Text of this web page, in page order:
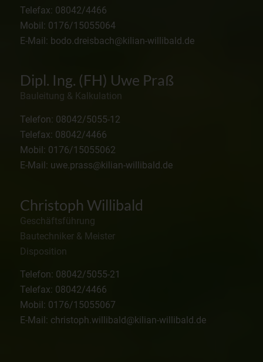
Telefax: 08042/4466
Mobil: 0176/15055064
E-Mail: bodo.dreisbach@kilian-willibald.de
Dipl. Ing. (FH) Uwe Praß
Bauleitung & Kalkulation
Telefon: 08042/5055-12
Telefax: 08042/4466
Mobil: 0176/15055062
E-Mail: uwe.prass@kilian-willibald.de
Christoph Willibald
Geschäftsführung
Bautechniker & Meister
Disposition
Telefon: 08042/5055-21
Telefax: 08042/4466
Mobil: 0176/15055067
E-Mail: christoph.willibald@kilian-willibald.de